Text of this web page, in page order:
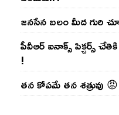
జ‌న‌సేన బ‌లం మీద గురి
పీవీఆర్ ఐనాక్స్ పిక్చర్స్
!
తన కోపమే తన శత్రువు